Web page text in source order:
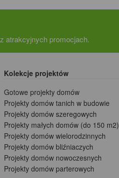
atrakcyjnych promocjach.
Kolekcje projektów
Gotowe projekty domów
Projekty domów tanich w budowie
Projekty domów szeregowych
Projekty małych domów (do 150 m2)
Projekty domów wielorodzinnych
Projekty domów bliźniaczych
Projekty domów nowoczesnych
Projekty domów parterowych